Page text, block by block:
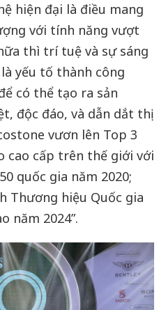
hiện đại là điều mang
với tính năng vượt
thì trí tuệ và sự sáng
yếu tố thành công
có thể tạo ra sản
độc đáo, và dẫn dắt thị
vươn lên Top 3
cao cấp trên thế giới với
quốc gia năm 2020;
Thương hiệu Quốc gia
năm 2024”.